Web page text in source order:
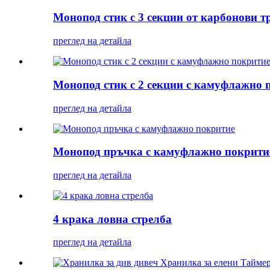
Монопод стик с 3 секции от карбонови
преглед на детайла
Монопод стик с 2 секции с камуфлажно
преглед на детайла
Монопод пръчка с камуфлажно
преглед на детайла
4 крака ловна стрелба
преглед на детайла